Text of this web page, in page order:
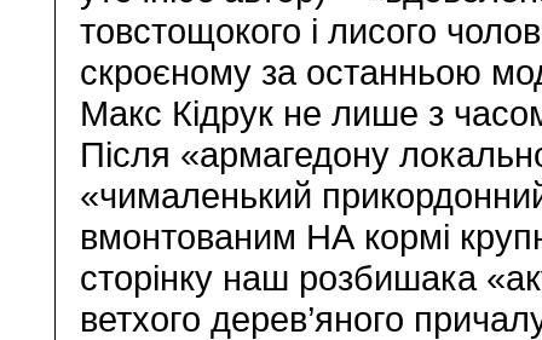
товстощокого і лисого
скроєному за останньою
Макс Кідрук не лише з
Після «армагедону
«чималенький
вмонтованим НА кормі
сторінку наш розбишака
ветхого дерев’яного